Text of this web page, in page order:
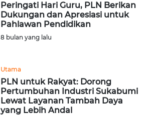
Peringati Hari Guru, PLN Berikan
Dukungan dan Apresiasi untuk
Pahlawan Pendidikan
8 bulan yang lalu
Utama
PLN untuk Rakyat: Dorong
Pertumbuhan Industri Sukabumi
Lewat Layanan Tambah Daya
yang Lebih Andal